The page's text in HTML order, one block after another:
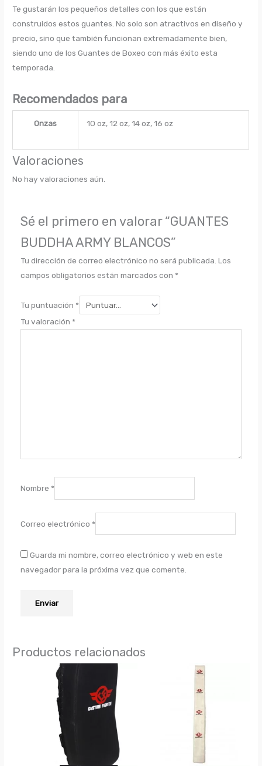
Te gustarán los pequeños detalles con los que están
construidos estos guantes. No solo son atractivos en diseño y
precio, sino que también funcionan extremadamente bien,
siendo uno de los Guantes de Boxeo con más éxito esta
temporada.
Recomendados para
Onzas 10 oz, 12 oz, 14 oz, 16 oz
Valoraciones
No hay valoraciones aún.
Sé el primero en valorar “GUANTES
BUDDHA ARMY BLANCOS”
Tu dirección de correo electrónico no será publicada. Los
campos obligatorios están marcados con *
Tu puntuación *
Tu valoración *
Nombre *
Correo electrónico *
Guarda mi nombre, correo electrónico y web en este
navegador para la próxima vez que comente.
Productos relacionados